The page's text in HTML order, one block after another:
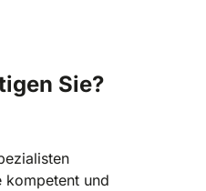
Sie?
kompetent und